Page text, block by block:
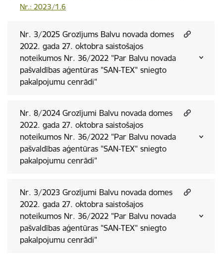
Nr.: 2023/1.6
Nr. 3/2025 Grozījums Balvu novada domes
2022. gada 27. oktobra saistošajos
noteikumos Nr. 36/2022 "Par Balvu novada
pašvaldības aģentūras "SAN-TEX" sniegto
pakalpojumu cenrādi"
Nr. 8/2024 Grozījumi Balvu novada domes
2022. gada 27. oktobra saistošajos
noteikumos Nr. 36/2022 "Par Balvu novada
pašvaldības aģentūras "SAN-TEX" sniegto
pakalpojumu cenrādi"
Nr. 3/2023 Grozījumi Balvu novada domes
2022. gada 27. oktobra saistošajos
noteikumos Nr. 36/2022 "Par Balvu novada
pašvaldības aģentūras "SAN-TEX" sniegto
pakalpojumu cenrādi"